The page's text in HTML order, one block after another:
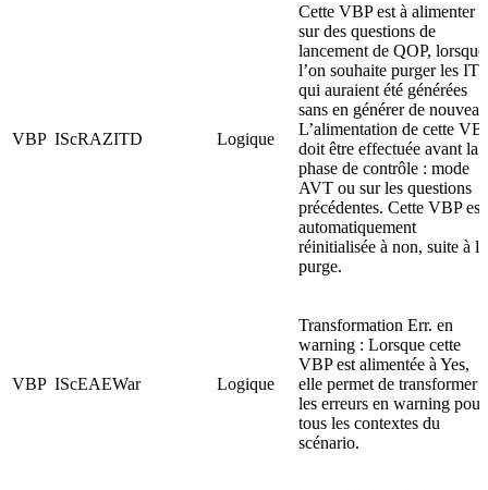
VBP IScRAZITD Logique
Cette VBP est à alimenter
sur des questions de
lancement de QOP, lorsque
l’on souhaite purger les ITS
qui auraient été générées
sans en générer de
L’alimentation de cette
doit être effectuée avant la
phase de contrôle : mode
AVT ou sur les questions
précédentes. Cette VBP est
automatiquement
réinitialisée à non, suite à la
purge.
VBP IScEAEWar Logique
Transformation Err. en
warning : Lorsque cette
VBP est alimentée à Yes,
elle permet de transformer
les erreurs en warning pour
tous les contextes du
scénario.